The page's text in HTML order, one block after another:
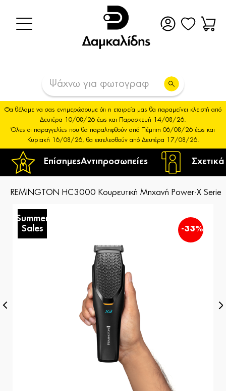
ΕπίσημεςΑντιπροσωπείες
Θα θέλαμε να σας ενημερώσουμε ότι η εταιρεία μας θα παραμείνει κλειστή από
Δευτέρα 10/08/26 έως και Παρασκευή 14/08/26.
Όλες οι παραγγελίες που θα παραληφθούν από Πέμπτη 06/08/26 έως και
Κυριακή 16/08/26, θα εκτελεσθούν από Δευτέρα 17/08/26.
REMINGTON HC3000 Κουρευτική Μηχανή Power-X
Summer
Sales
-33%